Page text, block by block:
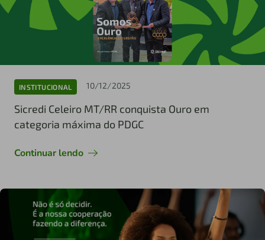
INSTITUCIONAL 10/12/2025
Sicredi Celeiro MT/RR conquista Ouro em
categoria máxima do PDGC
Continuar lendo